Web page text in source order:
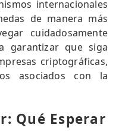
internacionales
de manera más
cuidadosamente
garantizar que siga
criptográficas,
asociados con la
Qué Esperar